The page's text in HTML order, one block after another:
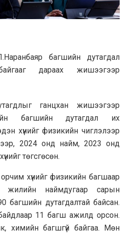
багшийн дутагдал
дараах жишээгээр
ганцхан жишээгээр
багшийн дутагдал их
хүнийг физикийн чиглэлээр
2024 онд найм, 2023 онд
төгсгөсөн.
хүнийг физикийн багшаар
наймдугаар сарын
багшийн дутагдалтай байсан.
11 багш ажилд орсон.
химийн багшгүй байгаа. Мөн